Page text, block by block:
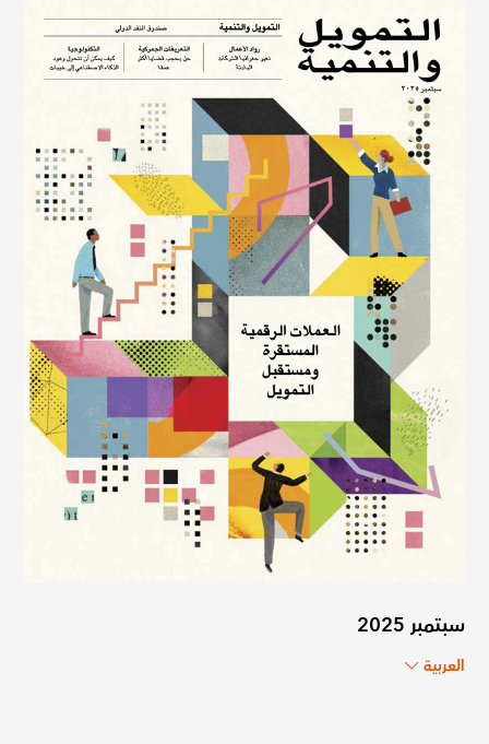
سبتمبر 2025
العربية